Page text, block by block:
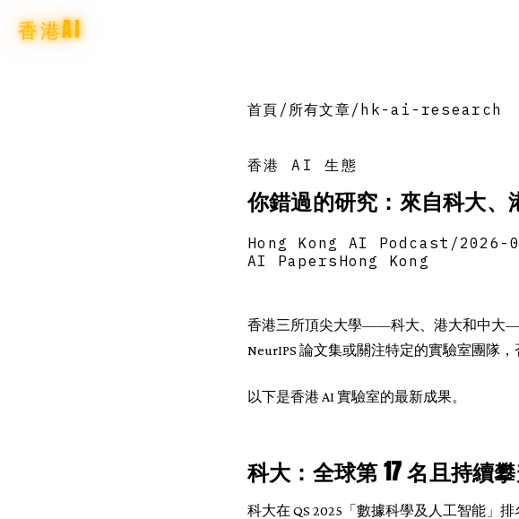
香港AI
首頁 / 所有文章/ hk-ai-research
香港 AI 生態
你錯過的研究：來自科大、
Hong Kong AI Podcast / 2026-
AI Papers Hong Kong
香港三所頂尖大學——科大、港大和中大
NeurIPS 論文集或關注特定的實驗室團隊，
以下是香港 AI 實驗室的最新成果。
科大：全球第 17 名且持續
科大在 QS 2025「數據科學及人工智能」